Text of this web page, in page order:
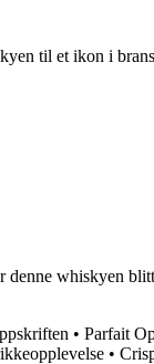
til et ikon i
whiskyen
• Parfait
•